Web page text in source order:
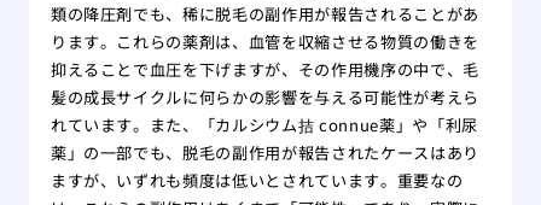
類の降圧剤でも、稀に脱毛の副作用が報告されることがあ
ります。これらの薬剤は、血管を収縮させる物質の働きを
抑えることで血圧を下げますが、その作用機序の中で、毛
髪の成長サイクルに何らかの影響を与える可能性が考えら
れています。また、「カルシウム拮 connue薬」や「利尿
薬」の一部でも、脱毛の副作用が報告されたケースはあり
ますが、いずれも頻度は低いとされています。重要なの